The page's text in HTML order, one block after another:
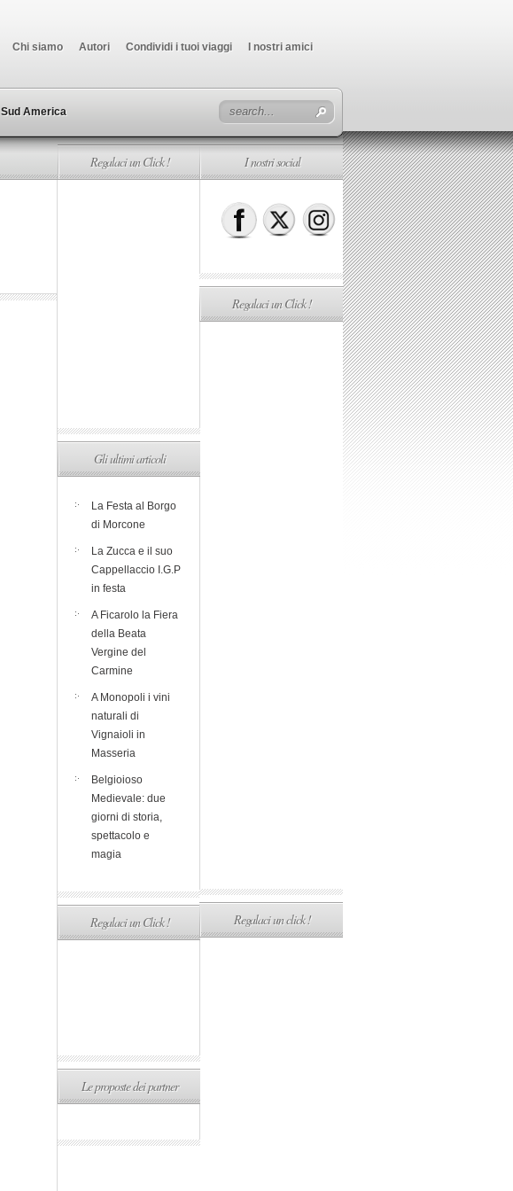
Chi siamo Autori Condividi i tuoi viaggi I nostri amici
Sud America
Regalaci un Click !
Gli ultimi articoli
La Festa al Borgo
di Morcone
La Zucca e il suo
Cappellaccio I.G.P
in festa
A Ficarolo la Fiera
della Beata
Vergine del
Carmine
A Monopoli i vini
naturali di
Vignaioli in
Masseria
Belgioioso
Medievale: due
giorni di storia,
spettacolo e
magia
Regalaci un Click !
Le proposte dei partner
I nostri social
Regalaci un Click !
Regalaci un click !